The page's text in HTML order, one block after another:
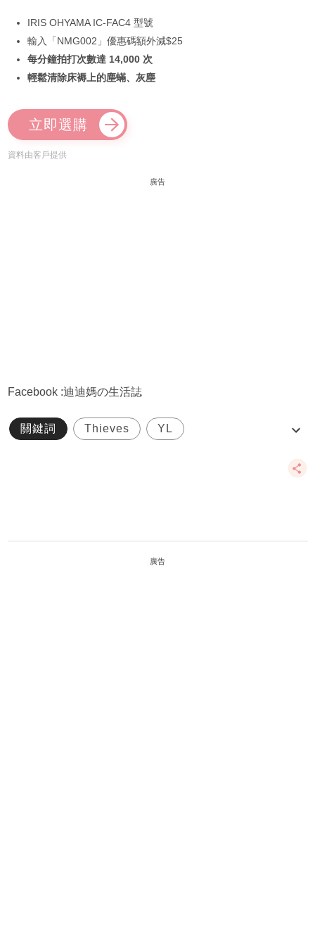
IRIS OHYAMA IC-FAC4 型號
輸入「NMG002」優惠碼額外減$25
每分鐘拍打次數達 14,000 次
輕鬆清除床褥上的塵蟎、灰塵
立即選購
資料由客戶提供
廣告
Facebook :迪迪媽の生活誌
關鍵詞 Thieves YL
廣告